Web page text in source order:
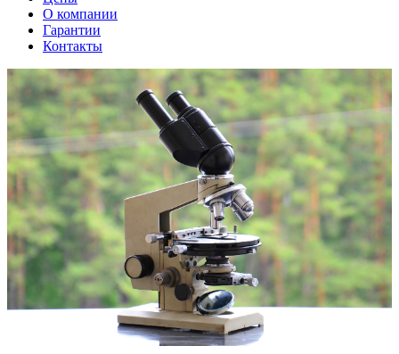
аромадиффузоров
аромастанций
ароматизаторов воздуха
аудиоплееров
аудиопроцессоров
аудиосистем
аудиоусилителей
авто акустики, автомобильной акустики
авто мониторов
автохолодильников
автокондиционера
автоматики для генераторов
автоматики управления
автоматики вентустановок
автомобильных телевизоров
автомоек
автотрансформаторов
багги
бактерицидной лампы
беговых дорожек
бензобуров
бензогенераторов
О компании
Гарантии
Контакты